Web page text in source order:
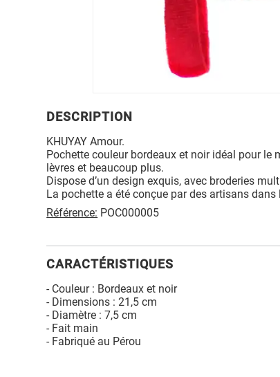
DESCRIPTION
KHUYAY Amour.
Pochette couleur bordeaux et noir idéal pour le
lèvres et beaucoup plus.
Dispose d’un design exquis, avec broderies
La pochette a été conçue par des artisans dans
Référence: POC000005
CARACTÉRISTIQUES
- Couleur : Bordeaux et noir
- Dimensions : 21,5 cm
- Diamètre : 7,5 cm
- Fait main
- Fabriqué au Pérou